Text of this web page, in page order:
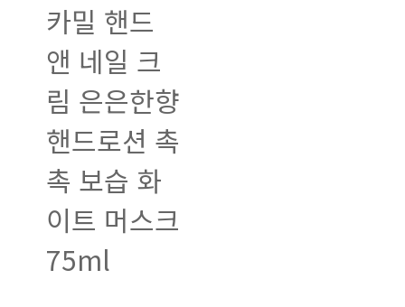
카밀 핸드
앤 네일 크
림 은은한향
핸드로션 촉
촉 보습 화
이트 머스크
75ml